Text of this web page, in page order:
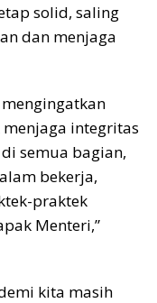
solid, saling
dan menjaga
integritas
semua bagian,
bekerja,
praktek
Menteri,”
kita masih